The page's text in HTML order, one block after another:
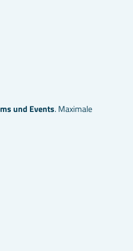
und Events. Maximale